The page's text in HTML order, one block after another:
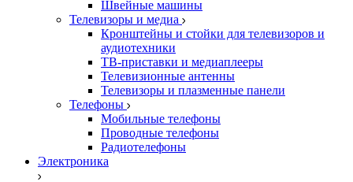
Швейные машины
Телевизоры и медиа
Кронштейны и стойки для телевизоров и
аудиотехники
ТВ-приставки и медиаплееры
Телевизионные антенны
Телевизоры и плазменные панели
Телефоны
Мобильные телефоны
Проводные телефоны
Радиотелефоны
Электроника